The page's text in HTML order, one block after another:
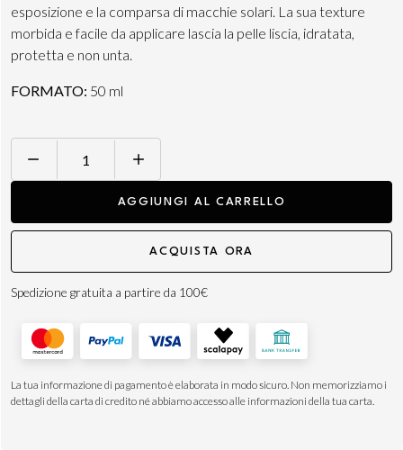
esposizione e la comparsa di macchie solari. La sua texture
morbida e facile da applicare lascia la pelle liscia, idratata,
protetta e non unta.
FORMATO: 50 ml
50+
AGGIUNGI AL CARRELLO
ACQUISTA ORA
Spedizione gratuita a partire da 100€
La tua informazione di pagamento è elaborata in modo sicuro. Non memorizziamo i
dettagli della carta di credito né abbiamo accesso alle informazioni della tua carta.